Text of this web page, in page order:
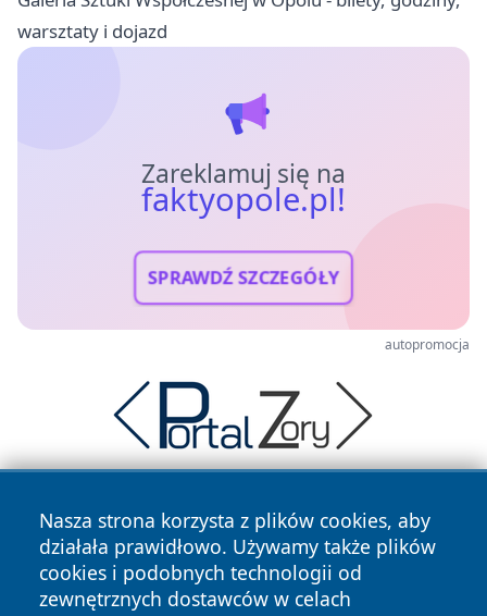
warsztaty i dojazd
Zareklamuj się na
faktyopole.pl!
SPRAWDŹ SZCZEGÓŁY
autopromocja
Nasza strona korzysta z plików cookies, aby
działała prawidłowo. Używamy także plików
cookies i podobnych technologii od
zewnętrznych dostawców w celach